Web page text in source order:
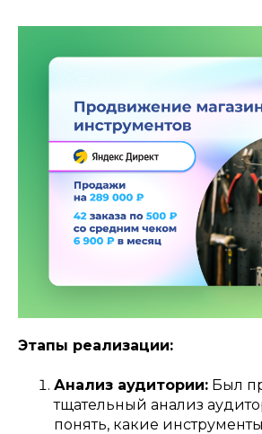
Этапы реализации:
Анализ аудитории: Был
тщательный анализ
понять, какие